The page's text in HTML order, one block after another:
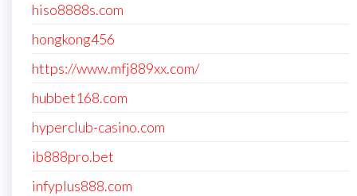
hiso8888s.com
hongkong456
https://www.mfj889xx.com/
hubbet168.com
hyperclub-casino.com
ib888pro.bet
infyplus888.com